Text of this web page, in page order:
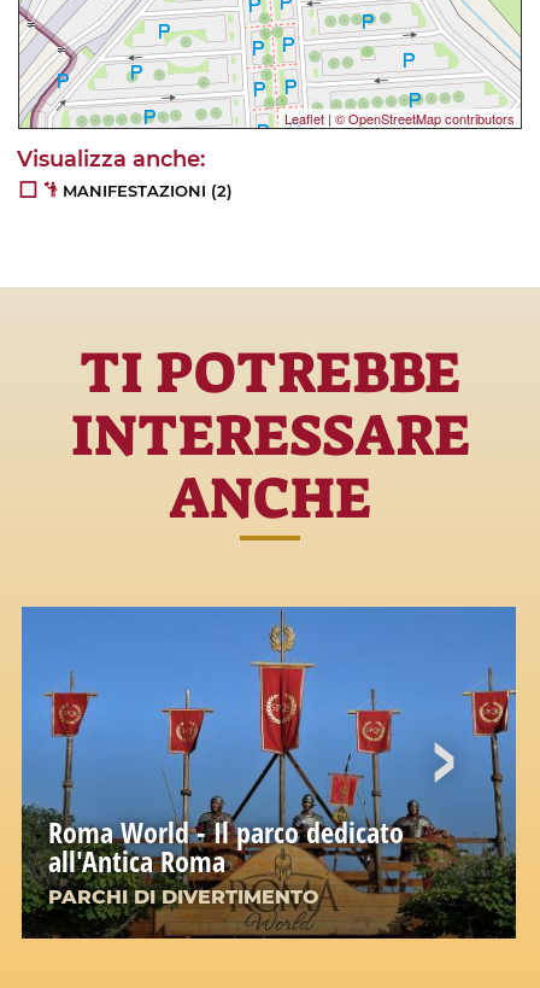
Leaflet | © OpenStreetMap contributors
MANIFESTAZIONI (2)
TI POTREBBE
INTERESSARE
ANCHE
Roma World - Il parco dedicato
all'Antica Roma
PARCHI DI DIVERTIMENTO